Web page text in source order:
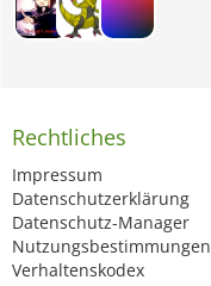
Rechtliches
Impressum
Datenschutzerklärung
Datenschutz-Manager
Nutzungsbestimmungen
Verhaltenskodex